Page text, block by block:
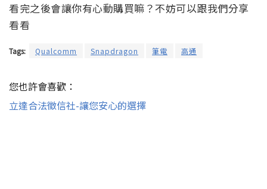
看完之後會讓你有心動購買嘛？不妨可以跟我們分享
看看
Tags: Qualcomm Snapdragon 筆電 高通
您也許會喜歡：
立達合法徵信社-讓您安心的選擇